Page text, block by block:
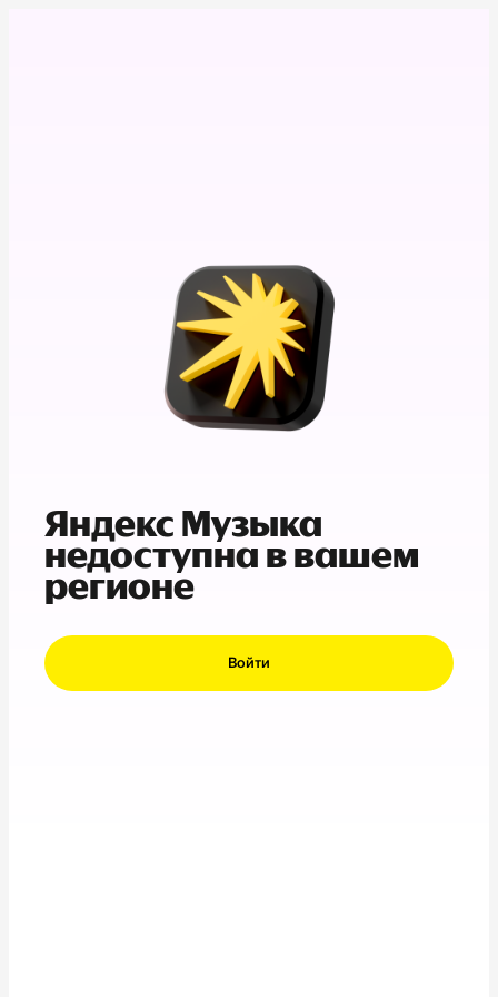
Яндекс Музыка
недоступна в вашем
регионе
Войти